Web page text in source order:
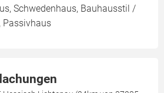
Schwedenhaus, Bauhausstil /
Passivhaus